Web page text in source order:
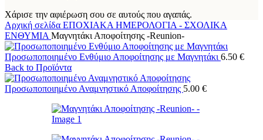
Χάρισε την αφιέρωση σου σε αυτούς που αγαπάς.
Αρχική σελίδα ΕΠΟΧΙΑΚΑ ΗΜΕΡΟΛΟΓΙΑ - ΣΧΟΛΙΚΑ
ΕΝΘΥΜΙΑ Μαγνητάκι Αποφοίτησης -Reunion-
Προσωποποιημένο Ενθύμιο Αποφοίτησης με Μαγνητάκι 6.50 €
Back to Προϊόντα
Προσωποποιημένο Αναμνηστικό Αποφοίτησης 5.00 €